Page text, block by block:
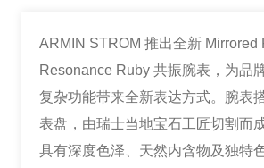
ARMIN STROM 推出全新 Mirrored
Resonance Ruby 共振腕表，为品
复杂功能带来全新表达方式。腕表
表盘，由瑞士当地宝石工匠切割而
具有深度色泽、天然内含物及独特